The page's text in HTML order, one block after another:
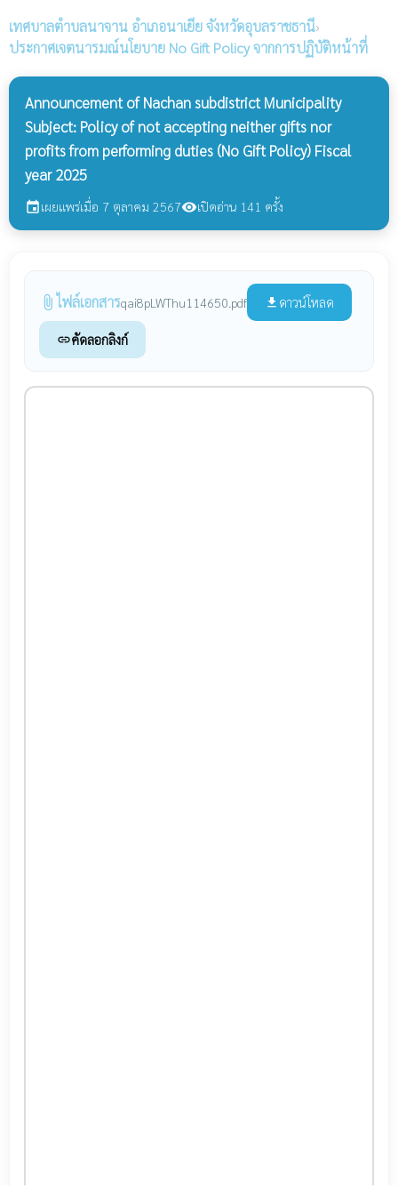
เทศบาลตำบลนาจาน อำเภอนาเยีย จังหวัดอุบลราชธานี›
ประกาศเจตนารมณ์นโยบาย No Gift Policy จากการปฏิบัติหน้าที่
Announcement of Nachan subdistrict Municipality
Subject: Policy of not accepting neither gifts nor
profits from performing duties (No Gift Policy) Fiscal
year 2025
eventเผยแพร่เมื่อ 7 ตุลาคม 2567visibilityเปิดอ่าน 141 ครั้ง
attach_file ไฟล์เอกสารqai8pLWThu114650.pdf file_download ดาวน์โหลด
linkคัดลอกลิงก์